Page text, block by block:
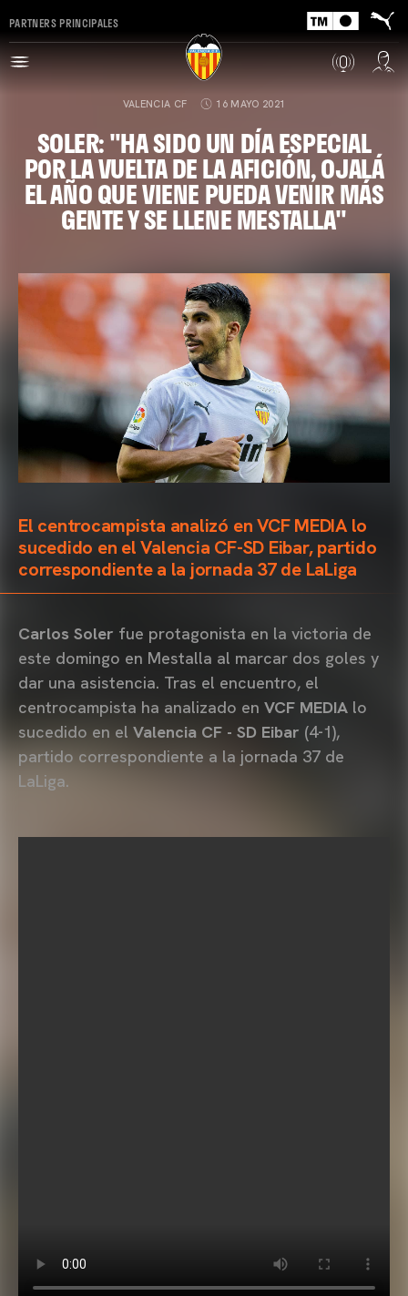
PARTNERS PRINCIPALES
VALENCIA CF 16 MAYO 2021
SOLER: "HA SIDO UN DÍA ESPECIAL
POR LA VUELTA DE LA AFICIÓN, OJALÁ
EL AÑO QUE VIENE PUEDA VENIR MÁS
GENTE Y SE LLENE MESTALLA"
El centrocampista analizó en VCF MEDIA lo
sucedido en el Valencia CF-SD Eibar, partido
correspondiente a la jornada 37 de LaLiga
Carlos Soler fue protagonista en la victoria de
este domingo en Mestalla al marcar dos goles y
dar una asistencia. Tras el encuentro, el
centrocampista ha analizado en VCF MEDIA lo
sucedido en el Valencia CF - SD Eibar (4-1),
partido correspondiente a la jornada 37 de
LaLiga.